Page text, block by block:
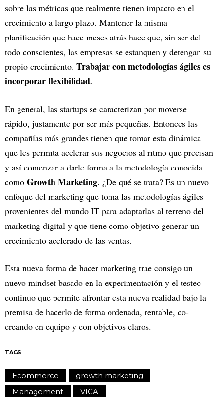
sobre las métricas que realmente tienen impacto en el
crecimiento a largo plazo. Mantener la misma
planificación que hace meses atrás hace que, sin ser del
todo conscientes, las empresas se estanquen y detengan su
propio crecimiento. Trabajar con metodologías ágiles es
incorporar flexibilidad.
En general, las startups se caracterizan por moverse
rápido, justamente por ser más pequeñas. Entonces las
compañías más grandes tienen que tomar esta dinámica
que les permita acelerar sus negocios al ritmo que precisan
y así comenzar a darle forma a la metodología conocida
como Growth Marketing. ¿De qué se trata? Es un nuevo
enfoque del marketing que toma las metodologías ágiles
provenientes del mundo IT para adaptarlas al terreno del
marketing digital y que tiene como objetivo generar un
crecimiento acelerado de las ventas.
Esta nueva forma de hacer marketing trae consigo un
nuevo mindset basado en la experimentación y el testeo
continuo que permite afrontar esta nueva realidad bajo la
premisa de hacerlo de forma ordenada, rentable, co-
creando en equipo y con objetivos claros.
TAGS
Ecommerce
growth marketing
Management
VICA